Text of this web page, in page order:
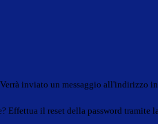
Verrà inviato un messaggio all'indirizzo
Effettua il reset della password tramite